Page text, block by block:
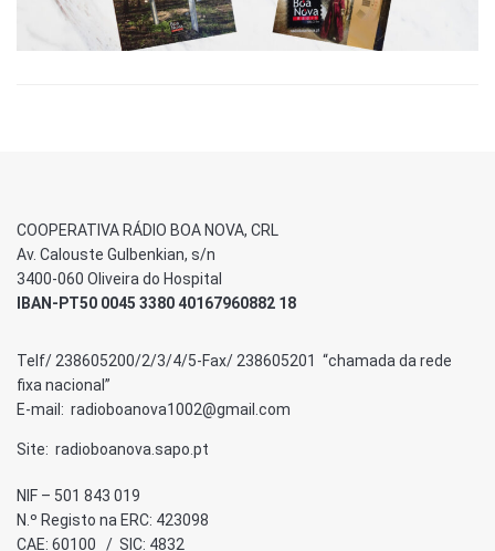
COOPERATIVA RÁDIO BOA NOVA, CRL
Av. Calouste Gulbenkian, s/n
3400-060 Oliveira do Hospital
IBAN-PT50 0045 3380 40167960882 18
Telf/ 238605200/2/3/4/5-Fax/ 238605201 “chamada da rede
fixa nacional”
E-mail: radioboanova1002@gmail.com
Site: radioboanova.sapo.pt
NIF – 501 843 019
N.º Registo na ERC: 423098
CAE: 60100 / SIC: 4832